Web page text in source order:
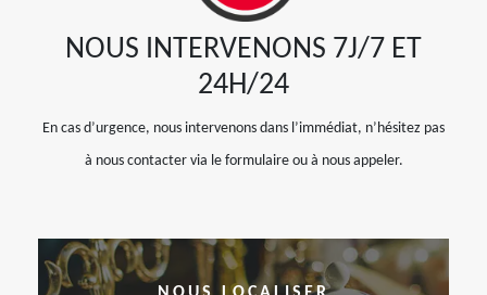
NOUS INTERVENONS 7J/7 ET
24H/24
En cas d’urgence, nous intervenons dans l’immédiat, n’hésitez pas
à nous contacter via le formulaire ou à nous appeler.